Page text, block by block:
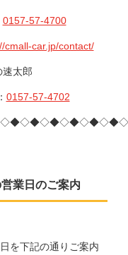
0157-57-4700
cmall-car.jp/contact/
太郎
0157-57-4702
業日のご案内
を下記の通りご案内